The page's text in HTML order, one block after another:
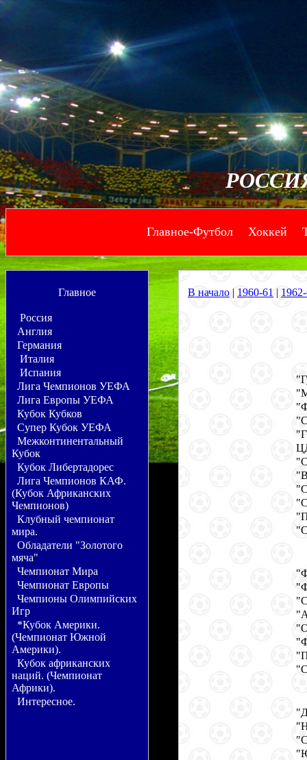
Главное-Футбол-- Хоккей
Главное
Россия
Англия
Германия
Италия
Испания
Лига Чемпионов УЕФА
Лига Европы УЕФА
Кубок Кубков
Супер Кубок УЕФА
Межконтинентальный
Кубок
Кубок Либертадорес
Лига Чемпионов КАФ.
(Кубок Африканских
Чемпионов)
Клубный чемпионат
мира.
Обладатели "Золотого
мяча"
Чемпионат Мира
Чемпионат Европы
Чемпионы Олимпийских
Игр
*Кубок Америки.
(Чемпионат Южной
Америки).
Кубок африканских
наций. (Чемпионат
Африки).
Интересное.
В начало | 1960-61 |